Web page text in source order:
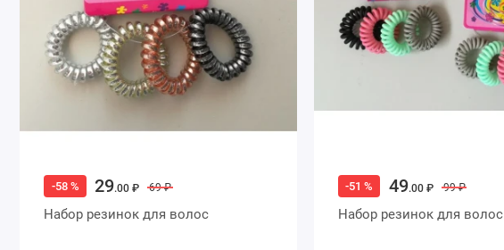
-58 % 29.00 ₽ 69 ₽
Набор резинок для волос
-51 % 49.00 ₽ 99 ₽
Набор резинок для волос